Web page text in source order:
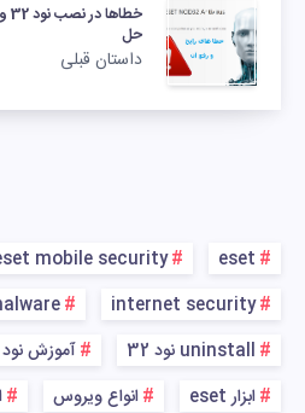
حل
داستان قبلی
eset
mobile security
internet security
uninstall نود 32
آموزش نود 32
ابزار eset
انواع ویروس